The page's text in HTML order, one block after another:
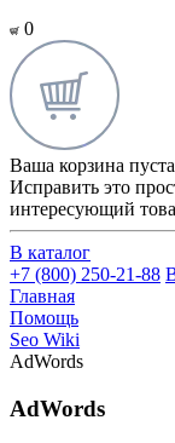
0
Ваша корзина пуста
Исправить это
интересующий
В каталог
+7 (800) 250-21-88
Главная
Помощь
Seo Wiki
AdWords
AdWords